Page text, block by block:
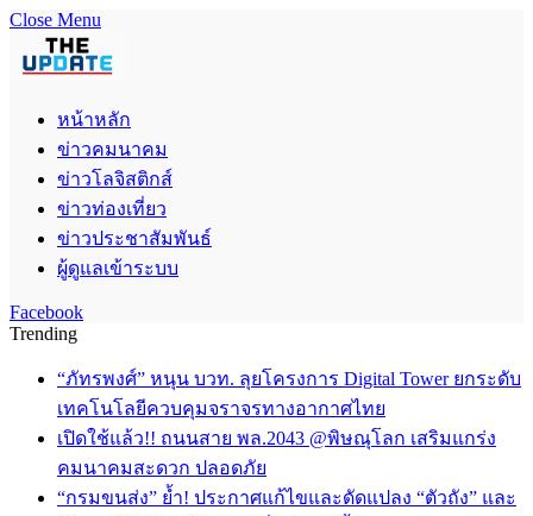
Close Menu
หน้าหลัก
ข่าวคมนาคม
ข่าวโลจิสติกส์
ข่าวท่องเที่ยว
ข่าวประชาสัมพันธ์
ผู้ดูแลเข้าระบบ
Facebook
Trending
“ภัทรพงศ์” หนุน บวท. ลุยโครงการ Digital Tower ยกระดับ
เทคโนโลยีควบคุมจราจรทางอากาศไทย
เปิดใช้แล้ว!! ถนนสาย พล.2043 @พิษณุโลก เสริมแกร่ง
คมนาคมสะดวก ปลอดภัย
“กรมขนส่ง” ย้ำ! ประกาศแก้ไขและดัดแปลง “ตัวถัง” และ